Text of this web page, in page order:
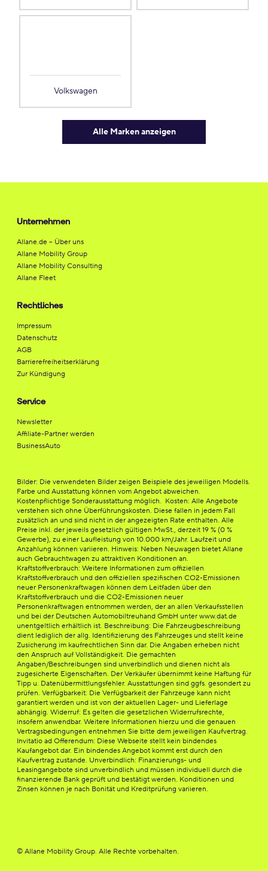
Volkswagen
Alle Marken anzeigen
Unternehmen
Allane.de – Über uns
Allane Mobility Group
Allane Mobility Consulting
Allane Fleet
Rechtliches
Impressum
Datenschutz
AGB
Barrierefreiheitserklärung
Zur Kündigung
Service
Newsletter
Affiliate-Partner werden
BusinessAuto
Bilder: Die verwendeten Bilder zeigen Beispiele des jeweiligen Modells.
Farbe und Ausstattung können vom Angebot abweichen.
Kostenpflichtige Sonderausstattung möglich. Kosten: Alle Angebote
verstehen sich ohne Überführungskosten. Diese fallen in jedem Fall
zusätzlich an und sind nicht in der angezeigten Rate enthalten. Alle
Preise inkl. der jeweils gesetzlich gültigen MwSt., derzeit 19 % (0 %
Gewerbe), zu einer Laufleistung von 10.000 km/Jahr. Laufzeit und
Anzahlung können variieren. Hinweis: Neben Neuwagen bietet Allane
auch Gebrauchtwagen zu attraktiven Konditionen an.
Kraftstoffverbrauch: Weitere Informationen zum offiziellen
Kraftstoffverbrauch und den offiziellen spezifischen CO2-Emissionen
neuer Personenkraftwagen können dem Leitfaden über den
Kraftstoffverbrauch und die CO2-Emissionen neuer
Personenkraftwagen entnommen werden, der an allen Verkaufsstellen
und bei der Deutschen Automobiltreuhand GmbH unter www.dat.de
unentgeltlich erhältlich ist. Beschreibung: Die Fahrzeugbeschreibung
dient lediglich der allg. Identifizierung des Fahrzeuges und stellt keine
Zusicherung im kaufrechtlichen Sinn dar. Die Angaben erheben nicht
den Anspruch auf Vollständigkeit. Die gemachten
Angaben/Beschreibungen sind unverbindlich und dienen nicht als
zugesicherte Eigenschaften. Der Verkäufer übernimmt keine Haftung für
Tipp u. Datenübermittlungsfehler. Ausstattungen sind ggfs. gesondert zu
prüfen. Verfügbarkeit: Die Verfügbarkeit der Fahrzeuge kann nicht
garantiert werden und ist von der aktuellen Lager- und Lieferlage
abhängig. Widerruf: Es gelten die gesetzlichen Widerrufsrechte,
insofern anwendbar. Weitere Informationen hierzu und die genauen
Vertragsbedingungen entnehmen Sie bitte dem jeweiligen Kaufvertrag.
Invitatio ad Offerendum: Diese Webseite stellt kein bindendes
Kaufangebot dar. Ein bindendes Angebot kommt erst durch den
Kaufvertrag zustande. Unverbindlich: Finanzierungs- und
Leasingangebote sind unverbindlich und müssen individuell durch die
finanzierende Bank geprüft und bestätigt werden. Konditionen und
Zinsen können je nach Bonität und Kreditprüfung variieren.
© Allane Mobility Group. Alle Rechte vorbehalten.